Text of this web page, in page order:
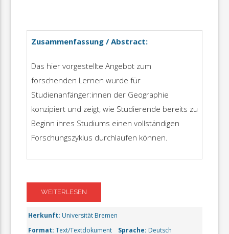
Zusammenfassung / Abstract:
Das hier vorgestellte Angebot zum
forschenden Lernen wurde für
Studienanfänger:innen der Geographie
konzipiert und zeigt, wie Studierende bereits zu
Beginn ihres Studiums einen vollständigen
Forschungszyklus durchlaufen können.
WEITERLESEN
Herkunft: Universität Bremen
Format: Text/Textdokument Sprache: Deutsch